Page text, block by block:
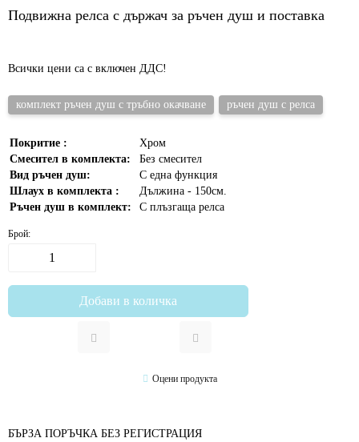
Подвижна релса с държач за ръчен душ и поставка
Всички цени са с включен ДДС!
комплект ръчен душ с тръбно окачване ръчен душ с релса
Покритие :
Хром
Смесител в комплекта:
Без смесител
Вид ръчен душ:
С една функция
Шлаух в комплекта :
Дължина - 150см.
Ръчен душ в комплект:
С плъзгаща релса
Брой:
Оцени продукта
БЪРЗА ПОРЪЧКА БЕЗ РЕГИСТРАЦИЯ